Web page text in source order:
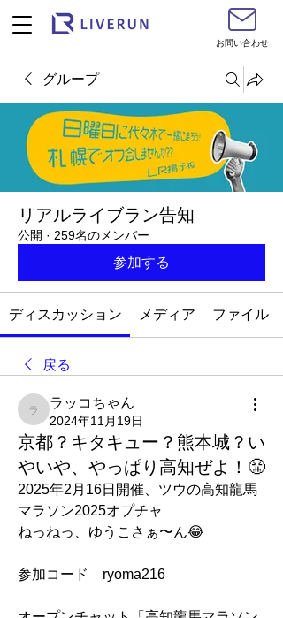
お問い合わせ
グループ
リアルライブラン告知
公開 · 259名のメンバー
参加する
ディスカッション メディア ファイル
戻る
ラッコちゃん
ラッコちゃん
2024年11月19日
京都？キタキュー？熊本城？い
やいや、やっぱり高知ぜよ！😤
2025年2月16日開催、ツウの高知龍馬
マラソン2025オプチャ
ねっねっ、ゆうこさぁ〜ん😂
参加コード　ryoma216